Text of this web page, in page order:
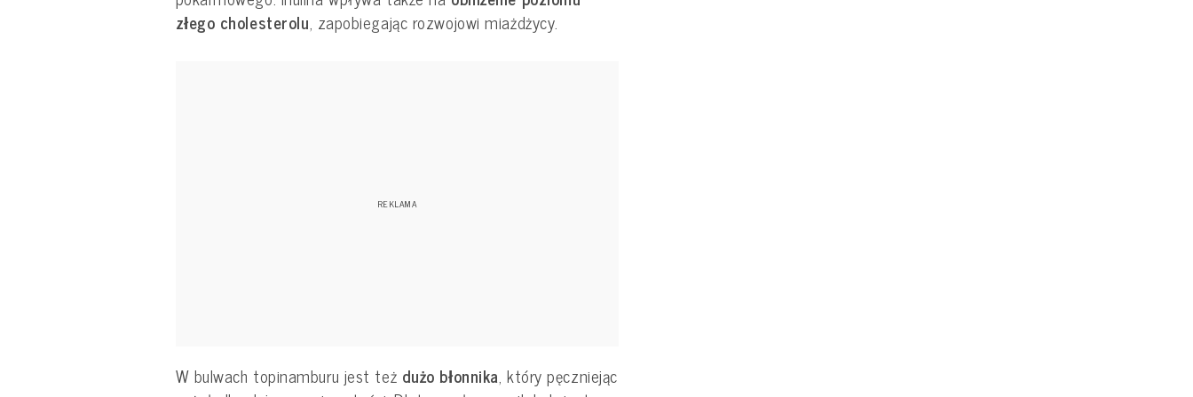
złego cholesterolu, zapobiegając rozwojowi miażdżycy.
W bulwach topinamburu jest też dużo błonnika, który pęczniejąc